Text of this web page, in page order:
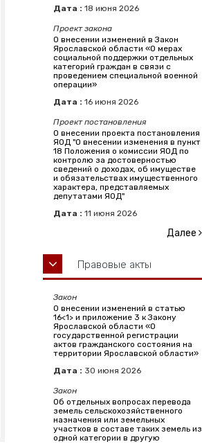
Дата : 18 июня 2026
Проект закона
О внесении изменений в Закон
Ярославской области «О мерах
социальной поддержки отдельных
категорий граждан в связи с
проведением специальной военной
операции»
Дата : 16 июня 2026
Проект постановления
О внесении проекта постановления
ЯОД "О внесении изменения в пункт
18 Положения о комиссии ЯОД по
контролю за достоверностью
сведений о доходах, об имуществе
и обязательствах имущественного
характера, представляемых
депутатами ЯОД"
Дата : 11 июня 2026
Далее
Правовые акты
Закон
О внесении изменений в статью
16<1> и приложение 3 к Закону
Ярославской области «О
государственной регистрации
актов гражданского состояния на
территории Ярославской области»
Дата : 30 июня 2026
Закон
Об отдельных вопросах перевода
земель сельскохозяйственного
назначения или земельных
участков в составе таких земель из
одной категории в другую